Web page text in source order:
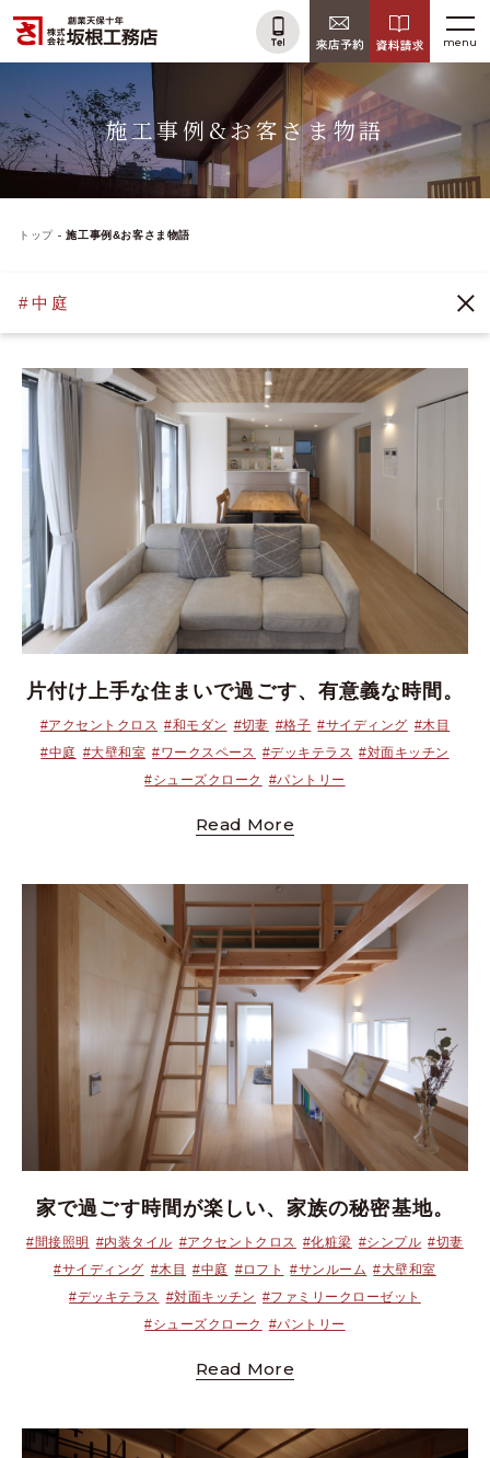
menu
施工事例&お客さま物語
トップ 施工事例&お客さま物語
#中庭
片付け上手な住まいで過ごす、有意義な時間。
#アクセントクロス #和モダン #切妻 #格子 #サイディング #木目
#中庭 #大壁和室 #ワークスペース #デッキテラス #対面キッチン
#シューズクローク
#パントリー
Read More
家で過ごす時間が楽しい、家族の秘密基地。
#間接照明 #内装タイル #アクセントクロス #化粧梁 #シンプル #切妻
#サイディング #木目 #中庭 #ロフト #サンルーム #大壁和室
#デッキテラス #対面キッチン #ファミリークローゼット
#シューズクローク
#パントリー
Read More